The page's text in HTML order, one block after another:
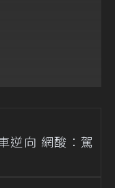
逆向 網酸：駕